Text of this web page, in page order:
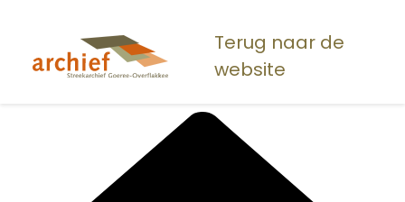
naar
Terug naar de
website